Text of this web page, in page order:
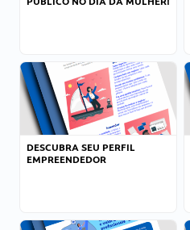
DESCUBRA SEU PERFIL
EMPREENDEDOR